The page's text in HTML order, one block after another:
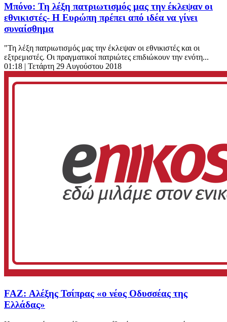
Μπόνο: Τη λέξη πατριωτισμός μας την έκλεψαν οι
εθνικιστές- Η Ευρώπη πρέπει από ιδέα να γίνει
συναίσθημα
"Τη λέξη πατριωτισμός μας την έκλεψαν οι εθνικιστές και οι
εξτρεμιστές. Οι πραγματικοί πατριώτες επιδιώκουν την ενότη...
01:18 | Τετάρτη 29 Αυγούστου 2018
FAZ: Αλέξης Τσίπρας «ο νέος Οδυσσέας της
Ελλάδας»